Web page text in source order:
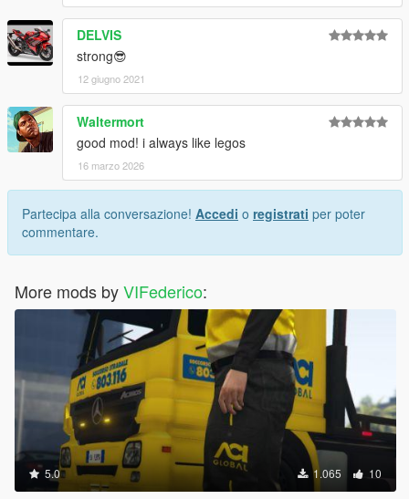
DELVIS
strong😎
12 giugno 2021
Waltermort
good mod! i always like legos
16 marzo 2026
Partecipa alla conversazione! Accedi o registrati per poter
commentare.
More mods byVIFederico:
5.0 1.065 10